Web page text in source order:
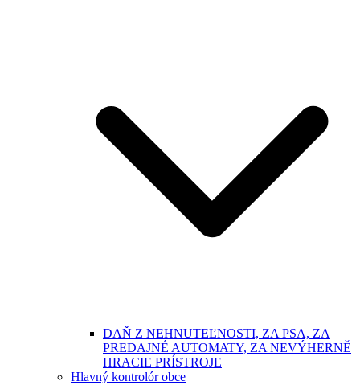
DAŇ Z NEHNUTEĽNOSTI, ZA PSA, ZA
PREDAJNÉ AUTOMATY, ZA NEVÝHERNĚ
HRACIE PRÍSTROJE
Hlavný kontrolór obce